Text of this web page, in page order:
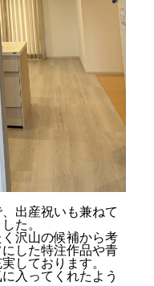
出産祝いも兼ねて
た。
沢山の候補から考
した特注作品や青
しております。
入ってくれたよう